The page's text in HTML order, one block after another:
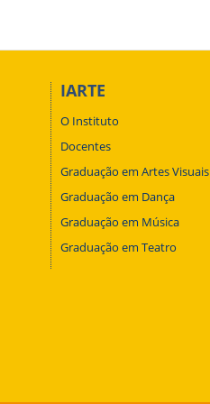
IARTE
O Instituto
Docentes
Graduação em Artes Visuais
Graduação em Dança
Graduação em Música
Graduação em Teatro